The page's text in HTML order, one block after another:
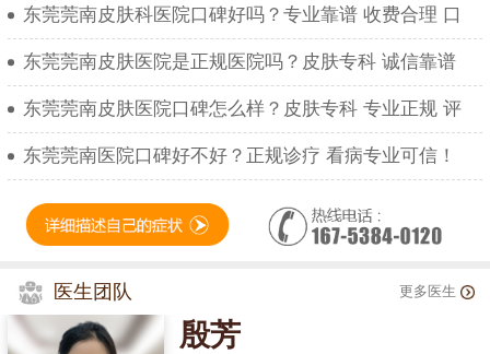
东莞莞南皮肤科医院口碑好吗？专业靠谱 收费合理 口
东莞莞南皮肤医院是正规医院吗？皮肤专科 诚信靠谱
东莞莞南皮肤医院口碑怎么样？皮肤专科 专业正规 评
东莞莞南医院口碑好不好？正规诊疗 看病专业可信！
医生团队 更多医生
殷芳